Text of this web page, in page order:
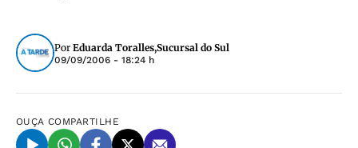
Por Eduarda Toralles,Sucursal do Sul
09/09/2006 - 18:24 h
OUÇA COMPARTILHE